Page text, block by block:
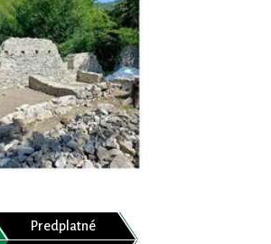
Predplatné